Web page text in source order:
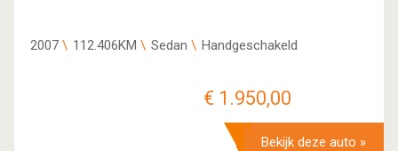
2007 112.406KM Sedan Handgeschakeld
€ 1.950,00
Bekijk deze auto »